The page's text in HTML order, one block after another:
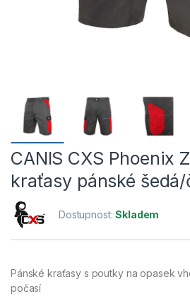
CANIS CXS Phoenix
kraťasy pánské
Dostupnost:Skladem
Pánské kraťasy s poutky na opasek
počasí